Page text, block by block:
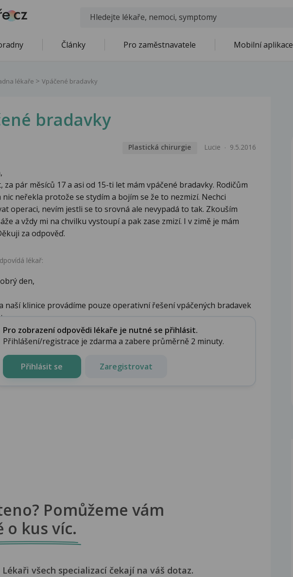
Články Pro zaměstnavatele Mobilní aplikace
lékaře Vpáčené bradavky
bradavky
Plastická chirurgie Lucie 9.5.2016
za pár měsíců 17 a asi od 15-ti let mám vpáčené bradavky. Rodičům
nic neřekla protože se stydím a bojím se že to nezmizí. Nechci
operaci, nevím jestli se to srovná ale nevypadá to tak. Zkouším
a vždy mi na chvilku vystoupí a pak zase zmizí. I v zimě je mám
za odpověď.
lékař:
den,
naší klinice provádíme pouze operativní řešení vpáčených bradavek
...
Pro zobrazení odpovědi lékaře je nutné se přihlásit.
Přihlášení/registrace je zdarma a zabere průměrně 2 minuty.
Přihlásit se Zaregistrovat
Pomůžeme vám
o kus víc.
Lékaři všech specializací čekají na váš dotaz.